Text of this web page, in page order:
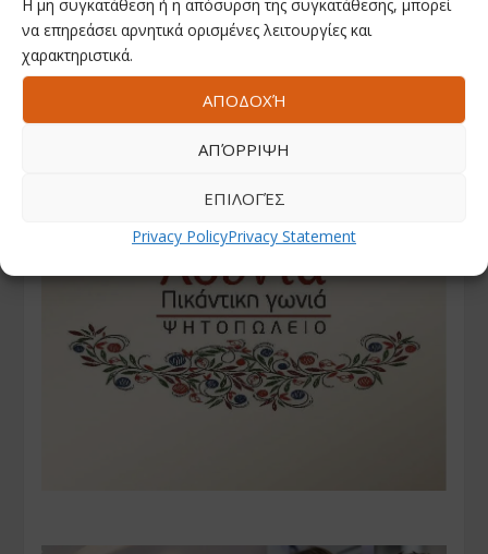
Η μη συγκατάθεση ή η απόσυρση της συγκατάθεσης, μπορεί
να επηρεάσει αρνητικά ορισμένες λειτουργίες και
χαρακτηριστικά.
ΑΠΟΔΟΧΉ
ΑΠΌΡΡΙΨΗ
ΕΠΙΛΟΓΈΣ
Privacy PolicyPrivacy Statement